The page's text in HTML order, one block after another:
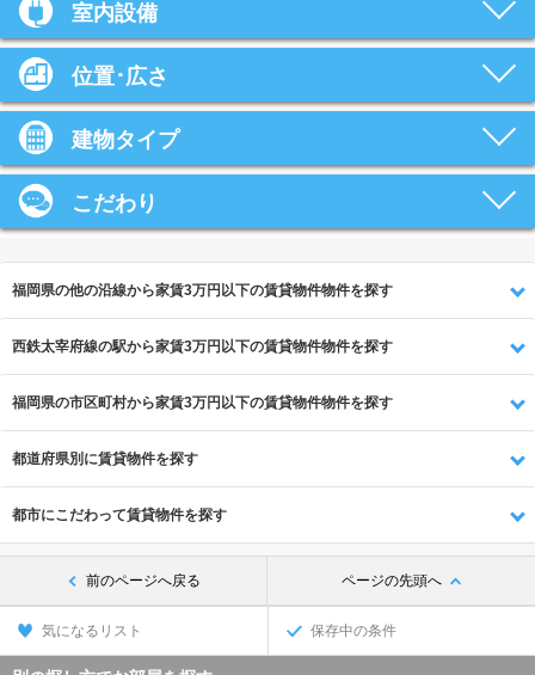
室内設備
位置･広さ
建物タイプ
こだわり
福岡県の他の沿線から家賃3万円以下の賃貸物件物件を探す
西鉄太宰府線の駅から家賃3万円以下の賃貸物件物件を探す
福岡県の市区町村から家賃3万円以下の賃貸物件物件を探す
都道府県別に賃貸物件を探す
都市にこだわって賃貸物件を探す
前のページへ戻る ページの先頭へ
気になるリスト 保存中の条件